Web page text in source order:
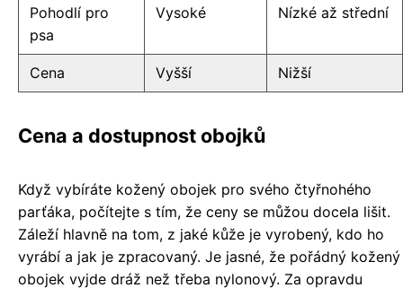
Pohodlí pro
psa
Vysoké Nízké až střední
Cena Vyšší Nižší
Cena a dostupnost obojků
Když vybíráte kožený obojek pro svého čtyřnohého
parťáka, počítejte s tím, že ceny se můžou docela lišit.
Záleží hlavně na tom, z jaké kůže je vyrobený, kdo ho
vyrábí a jak je zpracovaný. Je jasné, že pořádný kožený
obojek vyjde dráž než třeba nylonový. Za opravdu